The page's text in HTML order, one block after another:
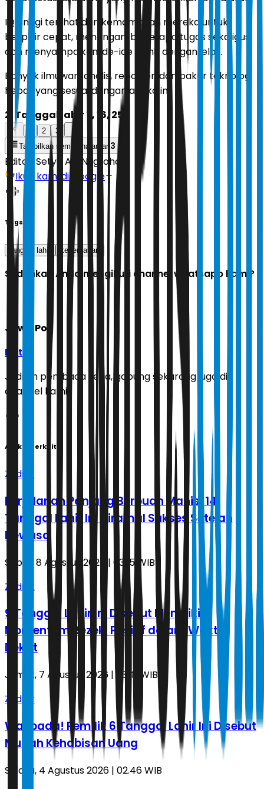
IQ tinggi terlihat dari kemampuan mereka untuk
berpikir cepat, menangani beberapa tugas sekaligus,
dan menyampaikan ide-ide rumit dengan jelas.
Banyak ilmuwan, analis, reporter, dan pakar teknologi
hebat yang sesuai dengan angka ini
2. Tanggal lahir 7, 16, 25
2
3
Tampilkan semua halaman 3
Editor: Setyo Adi Nugroho
Ikuti kami di Google
Tags
tanggal lahir kecerdasan
Sudahkah Anda mengikuti channel whatsapp kami?
Jawa Pos
Ikuti
Jadilah pembaca setia, gabung sekarang juga di
channel kami!
Artikel Terkait
Zodiak
Perjalanan Panjang Berbuah Manis, 14
Tanggal Lahir Ini Diramal Sukses Setelah
Dewasa
Sabtu, 8 Agustus 2026 | 03.15 WIB
Zodiak
9 Tanggal Lahir Ini Disebut Memiliki
Momentum Rezeki Positif dalam Waktu
Dekat
Jumat, 7 Agustus 2026 | 23.41 WIB
Zodiak
Waspada! Pemilik 6 Tanggal Lahir Ini Disebut
Mudah Kehabisan Uang
Selasa, 4 Agustus 2026 | 02.46 WIB